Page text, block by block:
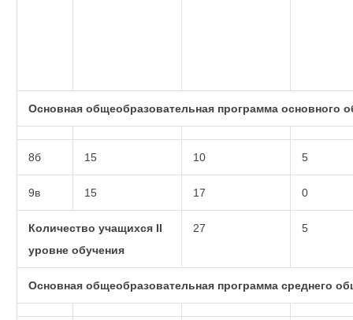
Основная общеобразовательная программа основного
8б 15 10 5
9в 15 17 0
Количество учащихся II
уровне обучения
27 5
Основная общеобразовательная программа среднего